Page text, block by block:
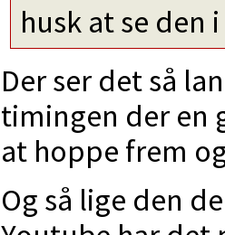
husk at se den
Der ser det så
timingen der en
at hoppe frem
Og så lige den